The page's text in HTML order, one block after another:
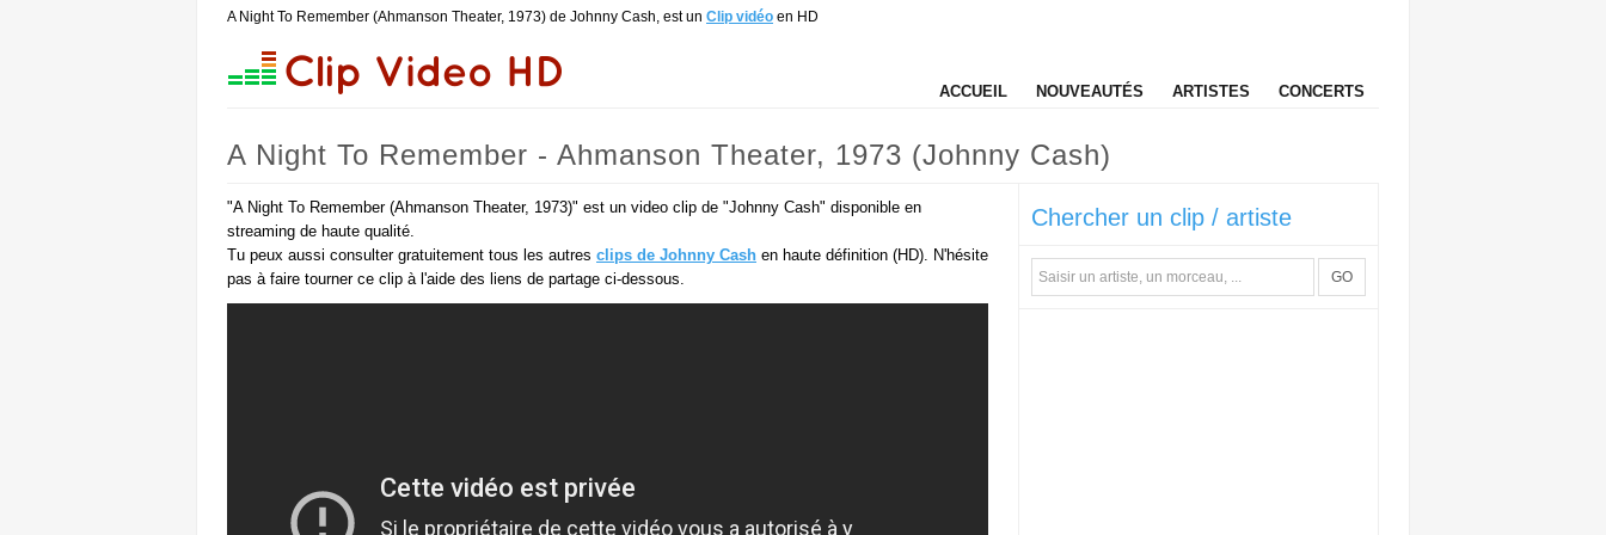
A Night To Remember (Ahmanson Theater, 1973) de Johnny Cash, est un Clip vidéo en HD
ACCUEIL NOUVEAUTÉS ARTISTES CONCERTS
A Night To Remember - Ahmanson Theater, 1973 (Johnny Cash)
"A Night To Remember (Ahmanson Theater, 1973)" est un video clip de "Johnny Cash" disponible en
streaming de haute qualité.
Tu peux aussi consulter gratuitement tous les autres clips de Johnny Cash en haute définition (HD). N'hésite
pas à faire tourner ce clip à l'aide des liens de partage ci-dessous.
Chercher un clip / artiste
GO